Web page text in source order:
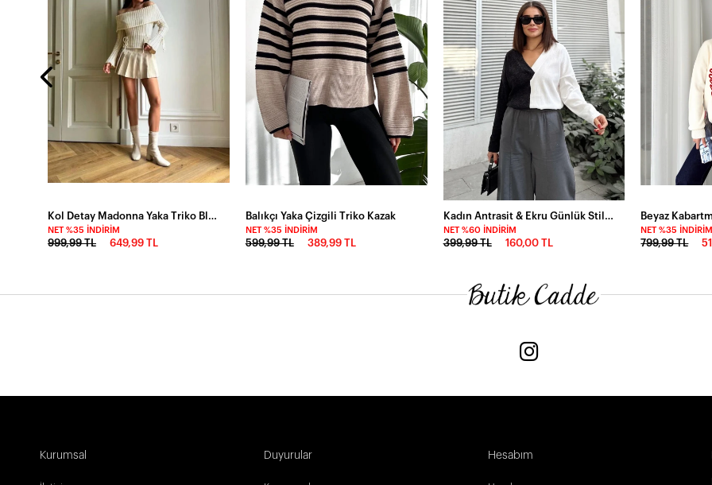
Kol Detay Madonna Yaka Triko Bluz Ekru
NET %35 İNDIRIM
999,99 TL 649,99 TL
Balıkçı Yaka Çizgili Triko Kazak
NET %35 İNDIRIM
599,99 TL 389,99 TL
Kadın Antrasit & Ekru Günlük Stil V Yaka Kazak
NET %60 İNDIRIM
399,99 TL 160,00 TL
NET %35 İNDIRIM
799,99 TL
Kurumsal Duyurular Hesabım